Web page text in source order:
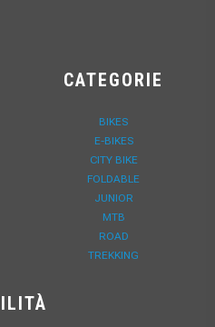
CATEGORIE
BIKES
E-BIKES
CITY BIKE
FOLDABLE
JUNIOR
MTB
ROAD
TREKKING